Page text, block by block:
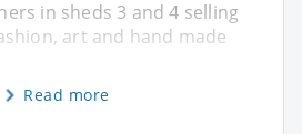
in sheds 3 and 4 selling
art and hand made
Read more